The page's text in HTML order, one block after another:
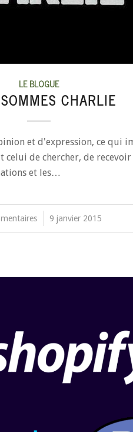
LE BLOGUE
CHARLIE
et d'expression, ce qui
de chercher, de
et les…
/ 9 janvier 2015